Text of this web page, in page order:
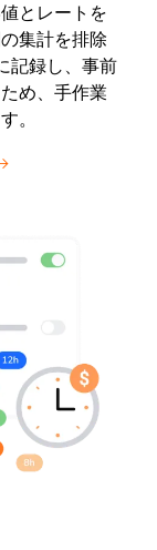
とレートを
集計を排除
記録し、事前
め、手作業
。